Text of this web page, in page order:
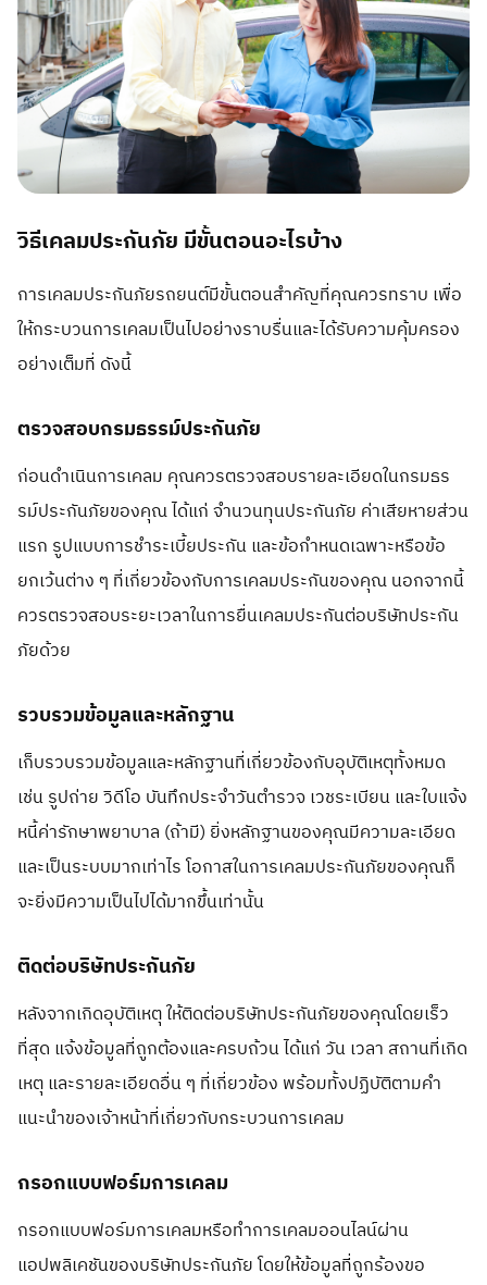
วิธีเคลมประกันภัย มีขั้นตอนอะไรบ้าง
การเคลมประกันภัยรถยนต์มีขั้นตอนสำคัญที่คุณควรทราบ เพื่อ
ให้กระบวนการเคลมเป็นไปอย่างราบรื่นและได้รับความคุ้มครอง
อย่างเต็มที่ ดังนี้
ตรวจสอบกรมธรรม์ประกันภัย
ก่อนดำเนินการเคลม คุณควรตรวจสอบรายละเอียดในกรมธร
รม์ประกันภัยของคุณ ได้แก่ จำนวนทุนประกันภัย ค่าเสียหายส่วน
แรก รูปแบบการชำระเบี้ยประกัน และข้อกำหนดเฉพาะหรือข้อ
ยกเว้นต่าง ๆ ที่เกี่ยวข้องกับการเคลมประกันของคุณ นอกจากนี้
ควรตรวจสอบระยะเวลาในการยื่นเคลมประกันต่อบริษัทประกัน
ภัยด้วย
รวบรวมข้อมูลและหลักฐาน
เก็บรวบรวมข้อมูลและหลักฐานที่เกี่ยวข้องกับอุบัติเหตุทั้งหมด
เช่น รูปถ่าย วิดีโอ บันทึกประจำวันตำรวจ เวชระเบียน และใบแจ้ง
หนี้ค่ารักษาพยาบาล (ถ้ามี) ยิ่งหลักฐานของคุณมีความละเอียด
และเป็นระบบมากเท่าไร โอกาสในการเคลมประกันภัยของคุณก็
จะยิ่งมีความเป็นไปได้มากขึ้นเท่านั้น
ติดต่อบริษัทประกันภัย
หลังจากเกิดอุบัติเหตุ ให้ติดต่อบริษัทประกันภัยของคุณโดยเร็ว
ที่สุด แจ้งข้อมูลที่ถูกต้องและครบถ้วน ได้แก่ วัน เวลา สถานที่เกิด
เหตุ และรายละเอียดอื่น ๆ ที่เกี่ยวข้อง พร้อมทั้งปฏิบัติตามคำ
แนะนำของเจ้าหน้าที่เกี่ยวกับกระบวนการเคลม
กรอกแบบฟอร์มการเคลม
กรอกแบบฟอร์มการเคลมหรือทำการเคลมออนไลน์ผ่าน
แอปพลิเคชันของบริษัทประกันภัย โดยให้ข้อมูลที่ถูกร้องขอ